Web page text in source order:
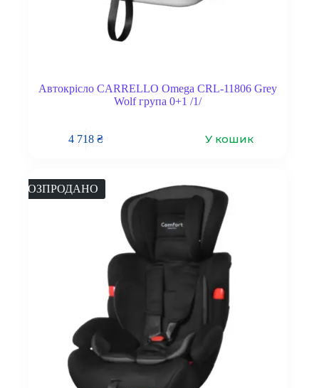
Автокрісло CARRELLO Omega CRL-11806 Grey
Wolf група 0+1 /1/
4 718₴ У кошик
РОЗПРОДАНО